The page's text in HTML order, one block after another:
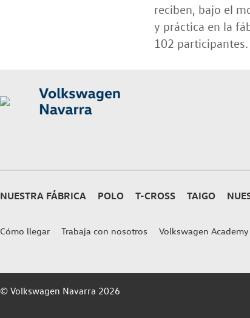
reciben, bajo el
y práctica en la
102 participantes.
NUESTRA FÁBRICA POLO T-CROSS TAIGO
Cómo llegar Trabaja con nosotros Volkswagen Academy
© Volkswagen Navarra 2026